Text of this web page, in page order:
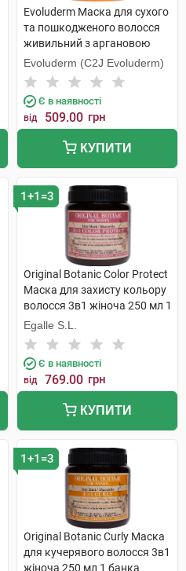
Evoluderm Маска для сухого
та пошкодженого волосся
живильний з аргановою
олією 500 мл 1 банка
Evoluderm (C2J Evoluderm)
Є в наявності
від 509.00 грн
КУПИТИ
1+1=3
Original Botanic Color Protect
Маска для захисту кольору
волосся 3в1 жіноча 250 мл 1
банка
Egalle S.L.
Є в наявності
від 769.00 грн
КУПИТИ
1+1=3
Original Botanic Curly Маска
для кучерявого волосся 3в1
жіноча 250 мл 1 банка